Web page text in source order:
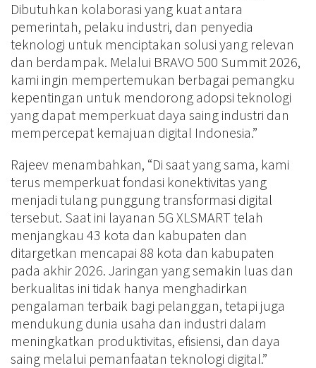
Dibutuhkan kolaborasi yang kuat antara
pemerintah, pelaku industri, dan penyedia
teknologi untuk menciptakan solusi yang relevan
dan berdampak. Melalui BRAVO 500 Summit 2026,
kami ingin mempertemukan berbagai pemangku
kepentingan untuk mendorong adopsi teknologi
yang dapat memperkuat daya saing industri dan
mempercepat kemajuan digital Indonesia.”
Rajeev menambahkan, “Di saat yang sama, kami
terus memperkuat fondasi konektivitas yang
menjadi tulang punggung transformasi digital
tersebut. Saat ini layanan 5G XLSMART telah
menjangkau 43 kota dan kabupaten dan
ditargetkan mencapai 88 kota dan kabupaten
pada akhir 2026. Jaringan yang semakin luas dan
berkualitas ini tidak hanya menghadirkan
pengalaman terbaik bagi pelanggan, tetapi juga
mendukung dunia usaha dan industri dalam
meningkatkan produktivitas, efisiensi, dan daya
saing melalui pemanfaatan teknologi digital.”